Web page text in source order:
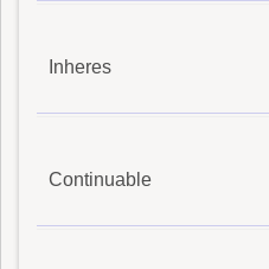
Inheres
Continuable